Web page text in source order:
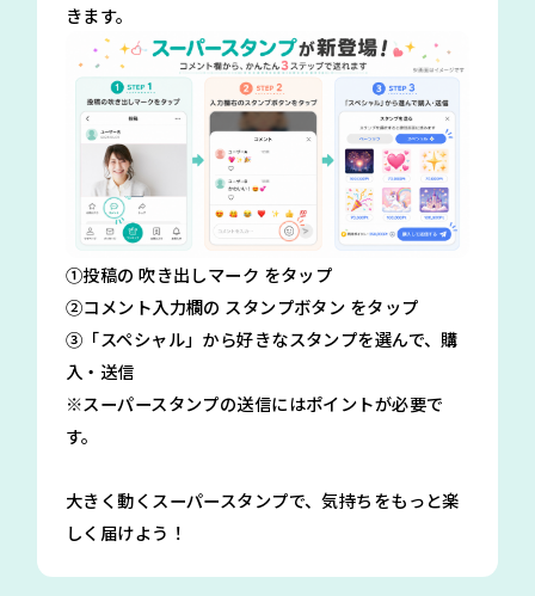
きます。
①投稿の 吹き出しマーク をタップ
②コメント入力欄の スタンプボタン をタップ
③「スペシャル」から好きなスタンプを選んで、購
入・送信
※スーパースタンプの送信にはポイントが必要で
す。
大きく動くスーパースタンプで、気持ちをもっと楽
しく届けよう！